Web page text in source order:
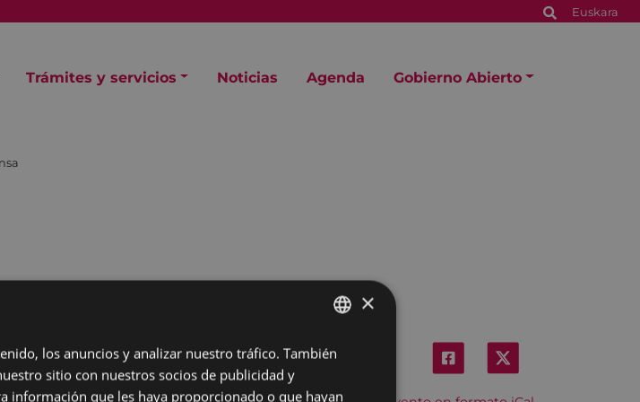
Euskara
Trámites y servicios Noticias Agenda Gobierno Abierto
BASQUE
×
los anuncios y analizar nuestro tráfico. También
sitio con nuestros socios de publicidad y
información que les haya proporcionado o que hayan